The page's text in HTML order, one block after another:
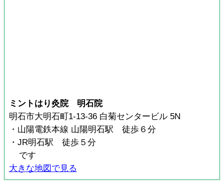
ミントはり灸院 明石院
明石市大明石町1-13-36 白菊センタービル 5N
・山陽電鉄本線 山陽明石駅 徒歩６分
・JR明石駅 徒歩５分
です
大きな地図で見る